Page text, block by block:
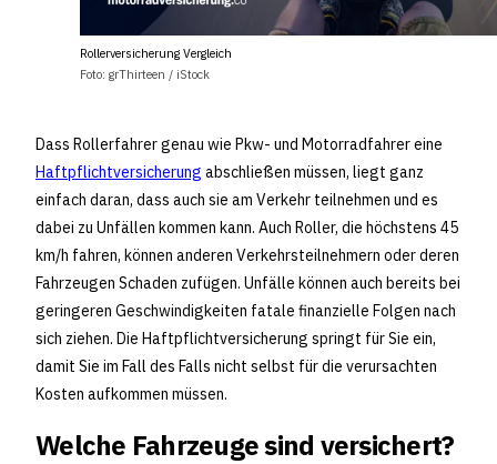
Rollerversicherung Vergleich
Foto: grThirteen / iStock
Dass Rollerfahrer genau wie Pkw- und Motorradfahrer eine
Haftpflichtversicherung abschließen müssen, liegt ganz
einfach daran, dass auch sie am Verkehr teilnehmen und es
dabei zu Unfällen kommen kann. Auch Roller, die höchstens 45
km/h fahren, können anderen Verkehrsteilnehmern oder deren
Fahrzeugen Schaden zufügen. Unfälle können auch bereits bei
geringeren Geschwindigkeiten fatale finanzielle Folgen nach
sich ziehen. Die Haftpflichtversicherung springt für Sie ein,
damit Sie im Fall des Falls nicht selbst für die verursachten
Kosten aufkommen müssen.
Welche Fahrzeuge sind versichert?